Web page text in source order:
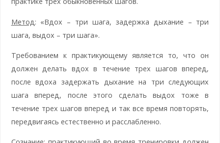
Метод : «Вдох – три шага, задержка дыхание – три
шага, выдох – три шага».
Требованием к практикующему является то, что он
должен делать вдох в течение трех шагов вперед,
после вдоха задержать дыхание на три следующих
шага вперед, после этого сделать выдох тоже в
течение трех шагов вперед и так все время повторять,
передвигаясь естественно и расслабленно.